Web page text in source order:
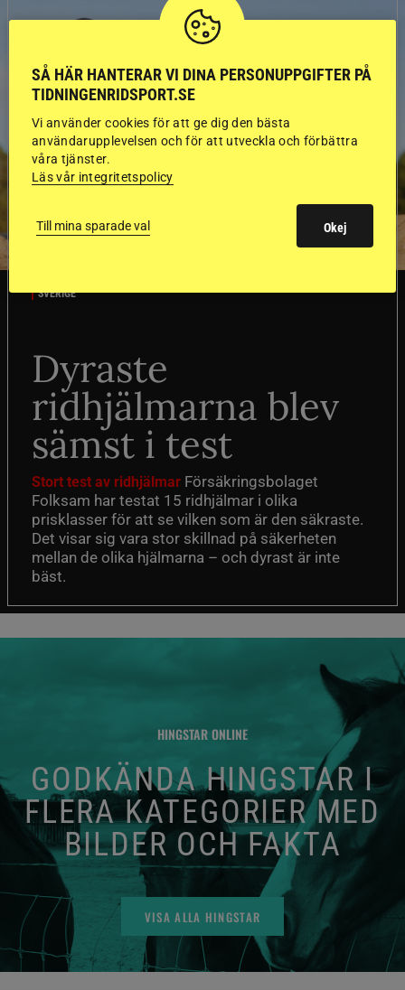
SVERIGE
Dyraste
ridhjälmarna blev
sämst i test
Stort test av ridhjälmar Försäkringsbolaget
Folksam har testat 15 ridhjälmar i olika
prisklasser för att se vilken som är den säkraste.
Det visar sig vara stor skillnad på säkerheten
mellan de olika hjälmarna – och dyrast är inte
bäst.
HINGSTAR ONLINE
GODKÄNDA HINGSTAR I
FLERA KATEGORIER MED
BILDER OCH FAKTA
VISA ALLA HINGSTAR
SÅ HÄR HANTERAR VI DINA PERSONUPPGIFTER PÅ
TIDNINGENRIDSPORT.SE
Vi använder cookies för att ge dig den bästa
användarupplevelsen och för att utveckla och förbättra
våra tjänster.
Läs vår integritetspolicy
Till mina sparade val Okej